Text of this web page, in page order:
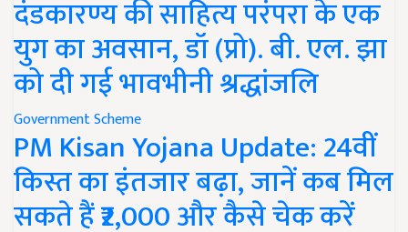
दंडकारण्य की साहित्य परंपरा के एक
युग का अवसान, डॉ (प्रो). बी. एल. झा
को दी गई भावभीनी श्रद्धांजलि
Government Scheme
PM Kisan Yojana Update: 24वीं
किस्त का इंतजार बढ़ा, जानें कब मिल
सकते हैं ₹2,000 और कैसे चेक करें